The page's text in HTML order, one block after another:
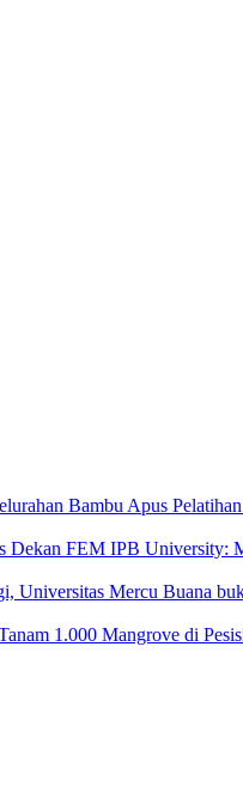
Dekan FEM IPB University:
Universitas Mercu Buana
1.000 Mangrove di